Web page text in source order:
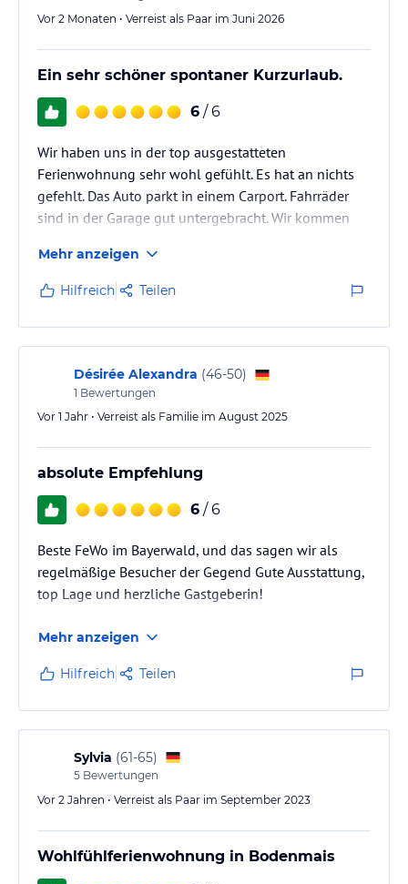
Vor 2 Monaten • Verreist als Paar im Juni 2026
Ein sehr schöner spontaner Kurzurlaub.
6 / 6
Wir haben uns in der top ausgestatteten
Ferienwohnung sehr wohl gefühlt. Es hat an nichts
gefehlt. Das Auto parkt in einem Carport. Fahrräder
sind in der Garage gut untergebracht. Wir kommen
Mehr anzeigen
Hilfreich Teilen
Désirée Alexandra (46-50)
1 Bewertungen
Vor 1 Jahr • Verreist als Familie im August 2025
absolute Empfehlung
6 / 6
Beste FeWo im Bayerwald, und das sagen wir als
regelmäßige Besucher der Gegend Gute Ausstattung,
top Lage und herzliche Gastgeberin!
Mehr anzeigen
Hilfreich Teilen
Sylvia (61-65)
5 Bewertungen
Vor 2 Jahren • Verreist als Paar im September 2023
Wohlfühlferienwohnung in Bodenmais